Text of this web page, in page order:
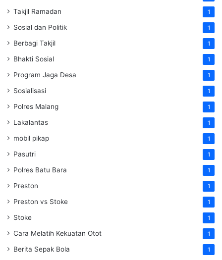
Takjil Ramadan 1
Sosial dan Politik 1
Berbagi Takjil 1
Bhakti Sosial 1
Program Jaga Desa 1
Sosialisasi 1
Polres Malang 1
Lakalantas 1
mobil pikap 1
Pasutri 1
Polres Batu Bara 1
Preston 1
Preston vs Stoke 1
Stoke 1
Cara Melatih Kekuatan Otot 1
Berita Sepak Bola 1